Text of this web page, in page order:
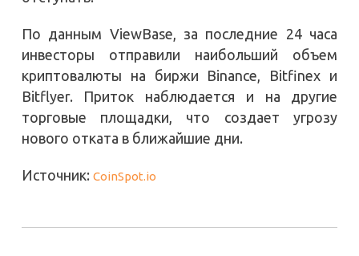
По данным ViewBase, за последние 24 часа
инвесторы отправили наибольший объем
криптовалюты на биржи Binance, Bitfinex и
Bitflyer. Приток наблюдается и на другие
торговые площадки, что создает угрозу
нового отката в ближайшие дни.
Источник: CoinSpot.io